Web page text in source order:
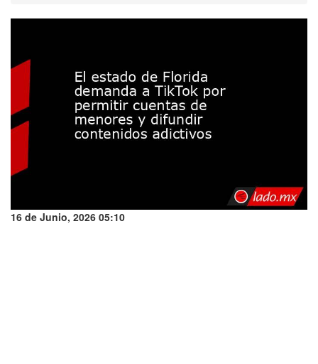
16 de Junio, 2026 05:10